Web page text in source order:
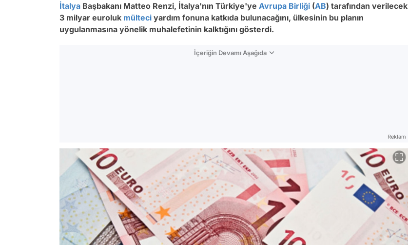
İtalya Başbakanı Matteo Renzi, İtalya'nın Türkiye'ye Avrupa Birliği (AB) tarafından verilecek
3 milyar euroluk mülteci yardım fonuna katkıda bulunacağını, ülkesinin bu planın
uygulanmasına yönelik muhalefetinin kalktığını gösterdi.
İçeriğin Devamı Aşağıda
Reklam